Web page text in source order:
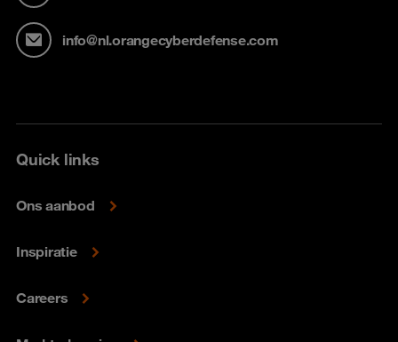
info@nl.orangecyberdefense.com
Quick links
Ons aanbod
Inspiratie
Careers